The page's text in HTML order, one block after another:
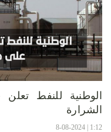
الوطنية للنفط
الشرارة
1:12 | 8-08-2024